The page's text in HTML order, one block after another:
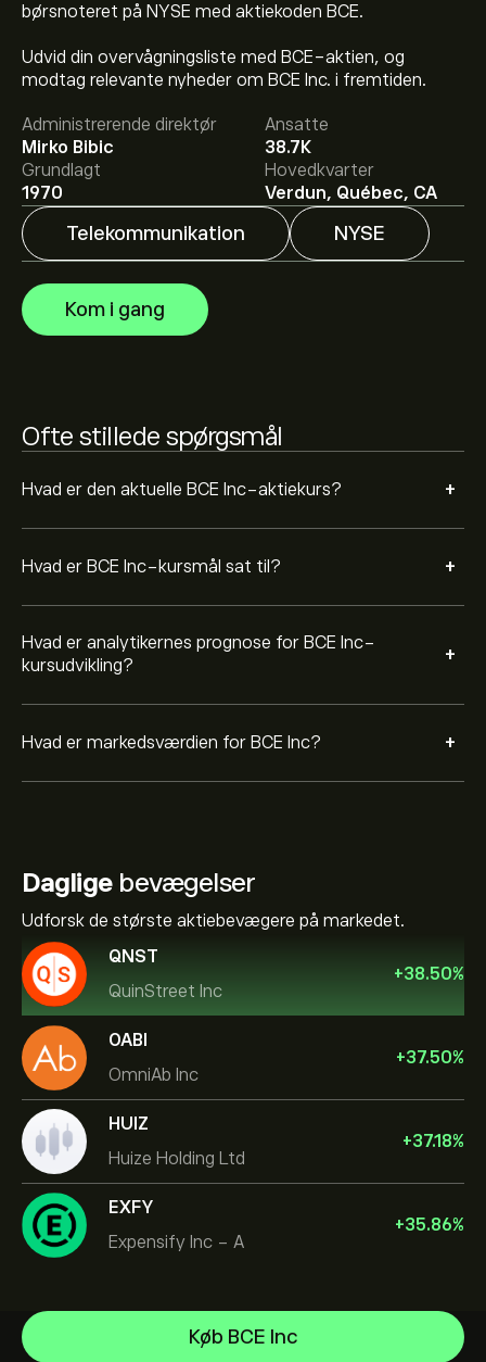
børsnoteret på NYSE med aktiekoden BCE.
Udvid din overvågningsliste med BCE-aktien, og
modtag relevante nyheder om BCE Inc. i fremtiden.
Administrerende direktør
Mirko Bibic
Ansatte
38.7K
Grundlagt
1970
Hovedkvarter
Verdun, Québec, CA
Telekommunikation NYSE
Kom i gang
Ofte stillede spørgsmål
Hvad er den aktuelle BCE Inc-aktiekurs? +
Den aktuelle BCE-aktiekurs er 22.75‎$‎.
Hvad er BCE Inc-kursmål sat til? +
Tilmeld digpå eToro for at se analytikernes
aktieanbefaling og kursmål.
Hvad er analytikernes prognose for BCE Inc-
kursudvikling?
+
Aktieanalytikeres forventninger og prognoser for BCE
Inc bygger på markedstrends, finansielle rapporter og
forventet vækst. Se den nyeste prognose for aktiens
Hvad er markedsværdien for BCE Inc? +
Dagligebevægelser
Udforsk de største aktiebevægere på markedet.
QNST
QuinStreet Inc
+38.50%
OABI
OmniAb Inc
+37.50%
HUIZ
Huize Holding Ltd
+37.18%
EXFY
Expensify Inc - A
+35.86%
Køb BCE Inc
Micron Technology, Inc.